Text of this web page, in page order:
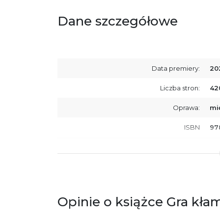
Dane szczegółowe
Data premiery:
Liczba stron:
Oprawa:
ISBN
Opinie o książce Gra